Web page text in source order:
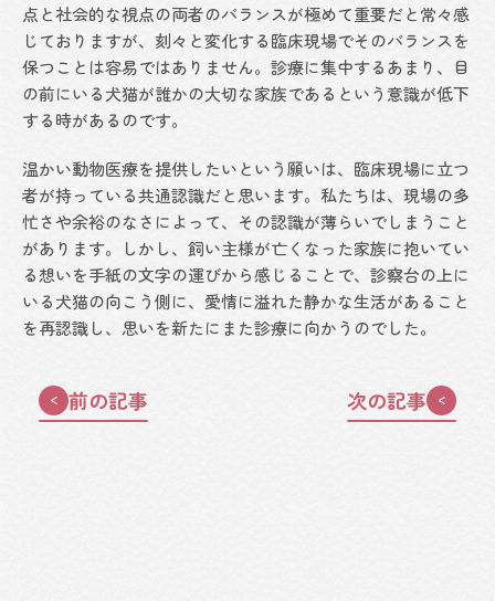
点と社会的な視点の両者のバランスが極めて重要だと常々感
じておりますが、刻々と変化する臨床現場でそのバランスを
保つことは容易ではありません。診療に集中するあまり、目
の前にいる犬猫が誰かの大切な家族であるという意識が低下
する時があるのです。
温かい動物医療を提供したいという願いは、臨床現場に立つ
者が持っている共通認識だと思います。私たちは、現場の多
忙さや余裕のなさによって、その認識が薄らいでしまうこと
があります。しかし、飼い主様が亡くなった家族に抱いてい
る想いを手紙の文字の運びから感じることで、診察台の上に
いる犬猫の向こう側に、愛情に溢れた静かな生活があること
を再認識し、思いを新たにまた診療に向かうのでした。
前の記事 次の記事